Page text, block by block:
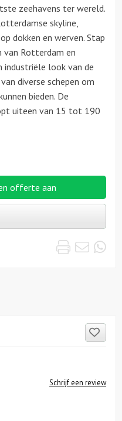
zeehavens ter wereld.
skyline,
dokken en werven. Stap
van Rotterdam en
industriële look van de
diverse schepen om
bieden. De
uiteen van 15 tot 190
offerte aan
Print
Schrijf een review